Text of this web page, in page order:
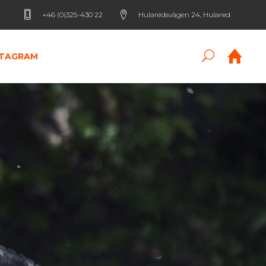
+46 (0)325-430 22 Hularedsvägen 24, Hulared